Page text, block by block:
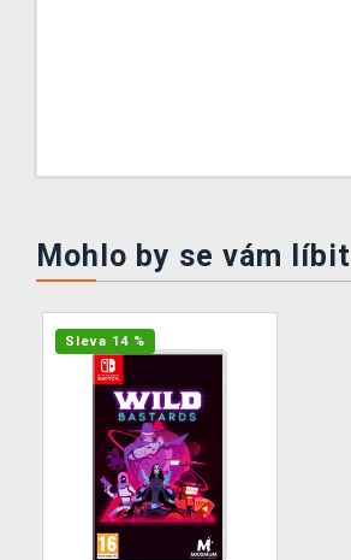
Mohlo by se vám líbit
Sleva 14 %